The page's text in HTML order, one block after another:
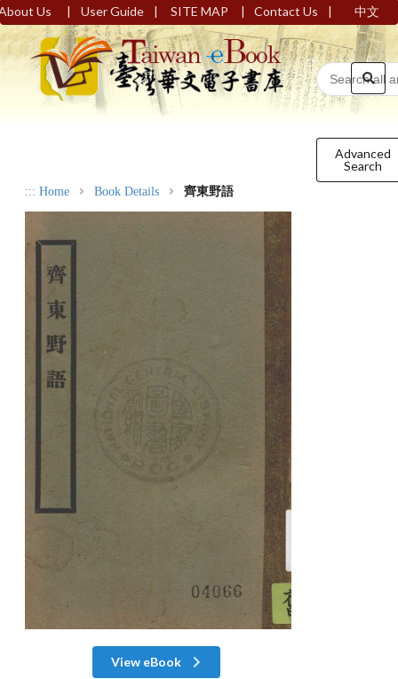
Us | User Guide | SITE MAP | Contact Us | 中文
Advanced
Search
::: Home Book Details 齊東野語
View eBook